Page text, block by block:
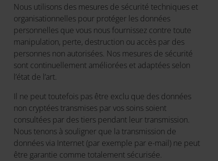
Nous utilisons des mesures de sécurité techniques et
organisationnelles pour protéger les données
personnelles que vous nous fournissez contre toute
manipulation, perte, destruction ou accès par des
personnes non autorisées. Nos mesures de sécurité
sont continuellement améliorées et adaptées selon
l’état de l’art.
Il ne peut toutefois pas être exclu que des données
non cryptées transmises par vos soins soient
consultées par des tiers pendant leur transmission.
Nous tenons à souligner que la transmission de
données via Internet (par exemple par e-mail) ne peut
être garantie comme totalement sécurisée.